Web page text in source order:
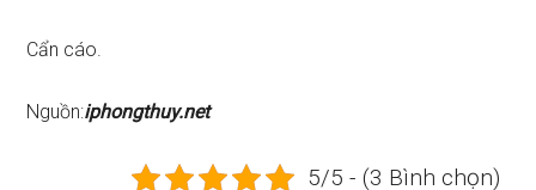
Cẩn cáo.
Nguồn:iphongthuy.net
5/5 - (3 Bình chọn)